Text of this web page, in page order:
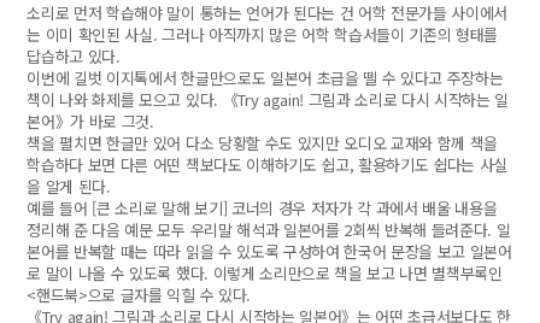
소리로 먼저 학습해야 말이 통하는 언어가 된다는 건 어학 전문가들 사이에서
는 이미 확인된 사실. 그러나 아직까지 많은 어학 학습서들이 기존의 형태를
답습하고 있다.
이번에 길벗 이지톡에서 한글만으로도 일본어 초급을 뗄 수 있다고 주장하는
책이 나와 화제를 모으고 있다. 《Try again! 그림과 소리로 다시 시작하는 일
본어》가 바로 그것.
책을 펼치면 한글만 있어 다소 당황할 수도 있지만 오디오 교재와 함께 책을
학습하다 보면 다른 어떤 책보다도 이해하기도 쉽고, 활용하기도 쉽다는 사실
을 알게 된다.
예를 들어 [큰 소리로 말해 보기] 코너의 경우 저자가 각 과에서 배울 내용을
정리해 준 다음 예문 모두 우리말 해석과 일본어를 2회씩 반복해 들려준다. 일
본어를 반복할 때는 따라 읽을 수 있도록 구성하여 한국어 문장을 보고 일본어
로 말이 나올 수 있도록 했다. 이렇게 소리만으로 책을 보고 나면 별책부록인
<핸드북>으로 글자를 익힐 수 있다.
《Try again! 그림과 소리로 다시 시작하는 일본어》는 어떤 초급서보다도 한